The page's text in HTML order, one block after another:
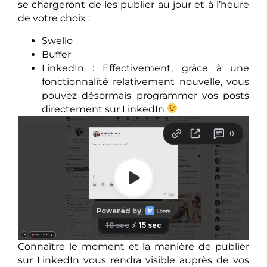
se chargeront de les publier au jour et à l’heure
de votre choix :
Swello
Buffer
LinkedIn : Effectivement, grâce à une
fonctionnalité relativement nouvelle, vous
pouvez désormais programmer vos posts
directement sur LinkedIn
Connaître le moment et la manière de publier
sur LinkedIn vous rendra visible auprès de vos